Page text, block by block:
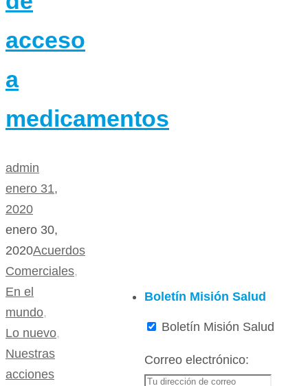
acceso
a
medicamentos
admin
enero 31,
2020
enero 30,
2020Acuerdos
Comerciales,
En el
mundo,
Lo nuevo,
Nuestras
acciones
Boletín Misión Salud
Boletín Misión Salud
Correo electrónico: